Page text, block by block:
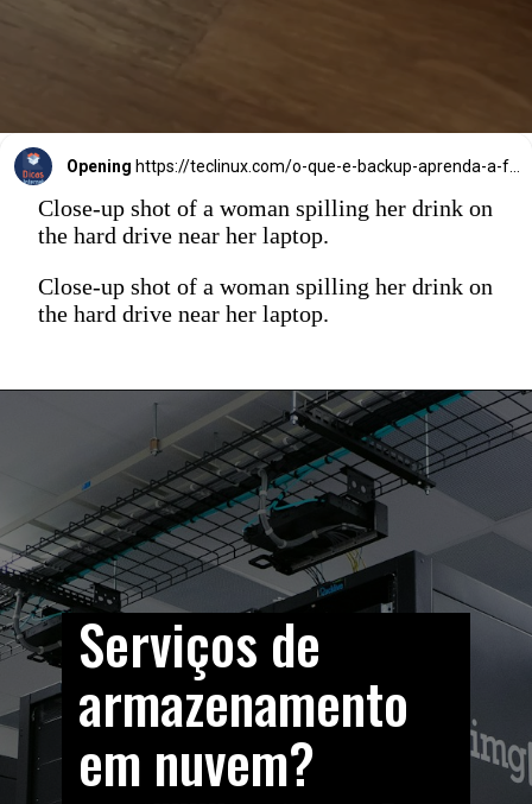
Opening https://teclinux.com/o-que-e-backup-aprenda-a-fazer-copias-de-seguranca-de-seus-dados/
Close-up shot of a woman spilling her drink on
the hard drive near her laptop.
Close-up shot of a woman spilling her drink on
the hard drive near her laptop.
Serviços de
armazenamento
em nuvem?